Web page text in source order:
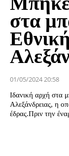
στα
01/05/2024 20:58
Ιδανική αρχή στα
Αλεξάνδρειας, η
έδρας.Πριν την